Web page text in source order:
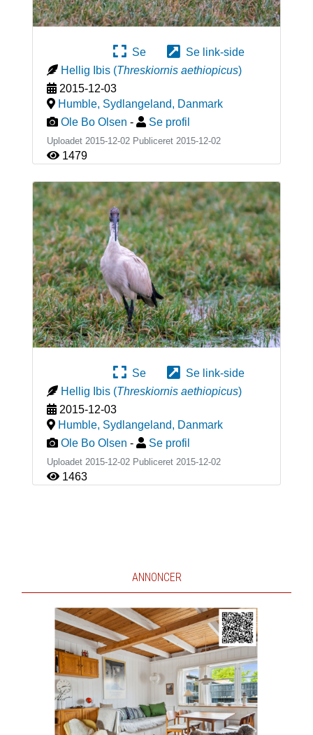
Se
Se link-side
Hellig Ibis (Threskiornis aethiopicus)
2015-12-03
Humble, Sydlangeland, Danmark
Ole Bo Olsen - Se profil
Uploadet 2015-12-02 Publiceret 2015-12-02
1479
Se
Se link-side
Hellig Ibis (Threskiornis aethiopicus)
2015-12-03
Humble, Sydlangeland, Danmark
Ole Bo Olsen - Se profil
Uploadet 2015-12-02 Publiceret 2015-12-02
1463
ANNONCER